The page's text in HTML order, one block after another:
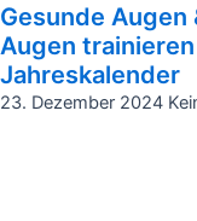
Gesunde Augen
Augen
Jahreskalender
23. Dezember 2024